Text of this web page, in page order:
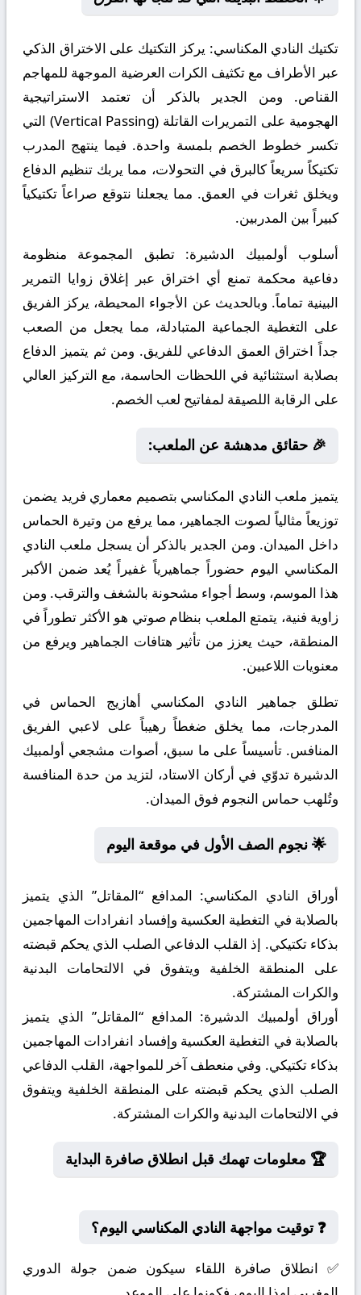
تكتيك النادي المكناسي: يركز التكتيك على الاختراق الذكي
عبر الأطراف مع تكثيف الكرات العرضية الموجهة للمهاجم
القناص. ومن الجدير بالذكر أن تعتمد الاستراتيجية
الهجومية على التمريرات القاتلة (Vertical Passing) التي
تكسر خطوط الخصم بلمسة واحدة. فيما ينتهج المدرب
تكتيكاً سريعاً كالبرق في التحولات، مما يربك تنظيم الدفاع
ويخلق ثغرات في العمق. مما يجعلنا نتوقع صراعاً تكتيكياً
كبيراً بين المدربين.
أسلوب أولمبيك الدشيرة: تطبق المجموعة منظومة
دفاعية محكمة تمنع أي اختراق عبر إغلاق زوايا التمرير
البينية تماماً. وبالحديث عن الأجواء المحيطة، يركز الفريق
على التغطية الجماعية المتبادلة، مما يجعل من الصعب
جداً اختراق العمق الدفاعي للفريق. ومن ثم يتميز الدفاع
بصلابة استثنائية في اللحظات الحاسمة، مع التركيز العالي
على الرقابة اللصيقة لمفاتيح لعب الخصم.
🎉 حقائق مدهشة عن الملعب:
يتميز ملعب النادي المكناسي بتصميم معماري فريد يضمن
توزيعاً مثالياً لصوت الجماهير، مما يرفع من وتيرة الحماس
داخل الميدان. ومن الجدير بالذكر أن يسجل ملعب النادي
المكناسي اليوم حضوراً جماهيرياً غفيراً يُعد ضمن الأكبر
هذا الموسم، وسط أجواء مشحونة بالشغف والترقب. ومن
زاوية فنية، يتمتع الملعب بنظام صوتي هو الأكثر تطوراً في
المنطقة، حيث يعزز من تأثير هتافات الجماهير ويرفع من
معنويات اللاعبين.
تطلق جماهير النادي المكناسي أهازيج الحماس في
المدرجات، مما يخلق ضغطاً رهيباً على لاعبي الفريق
المنافس. تأسيساً على ما سبق، أصوات مشجعي أولمبيك
الدشيرة تدوّي في أركان الاستاد، لتزيد من حدة المنافسة
وتُلهب حماس النجوم فوق الميدان.
🌟 نجوم الصف الأول في موقعة اليوم
أوراق النادي المكناسي: المدافع “المقاتل” الذي يتميز
بالصلابة في التغطية العكسية وإفساد انفرادات المهاجمين
بذكاء تكتيكي. إذ القلب الدفاعي الصلب الذي يحكم قبضته
على المنطقة الخلفية ويتفوق في الالتحامات البدنية
والكرات المشتركة.
أوراق أولمبيك الدشيرة: المدافع “المقاتل” الذي يتميز
بالصلابة في التغطية العكسية وإفساد انفرادات المهاجمين
بذكاء تكتيكي. وفي منعطف آخر للمواجهة، القلب الدفاعي
الصلب الذي يحكم قبضته على المنطقة الخلفية ويتفوق
في الالتحامات البدنية والكرات المشتركة.
🏆 معلومات تهمك قبل انطلاق صافرة البداية
❓ توقيت مواجهة النادي المكناسي اليوم؟
✅ انطلاق صافرة اللقاء سيكون ضمن جولة الدوري